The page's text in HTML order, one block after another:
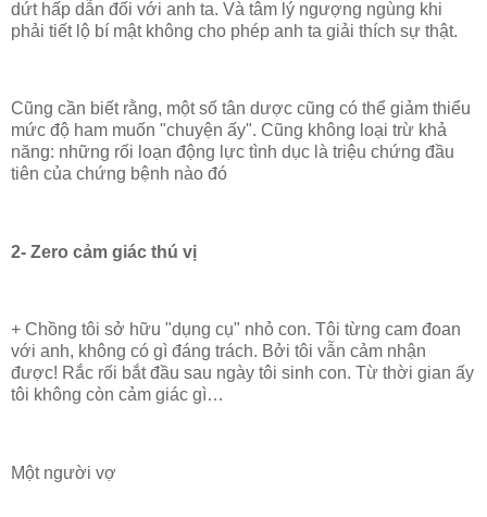
dứt hấp dẫn đối với anh ta. Và tâm lý ngượng ngùng khi
phải tiết lộ bí mật không cho phép anh ta giải thích sự thật.
Cũng cần biết rằng, một số tân dược cũng có thể giảm thiểu
mức độ ham muốn "chuyện ấy". Cũng không loại trừ khả
năng: những rối loạn động lực tình dục là triệu chứng đầu
tiên của chứng bệnh nào đó
2- Zero cảm giác thú vị
+ Chồng tôi sở hữu "dụng cụ" nhỏ con. Tôi từng cam đoan
với anh, không có gì đáng trách. Bởi tôi vẫn cảm nhận
được! Rắc rối bắt đầu sau ngày tôi sinh con. Từ thời gian ấy
tôi không còn cảm giác gì…
Một người vợ